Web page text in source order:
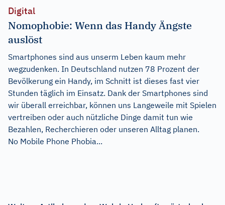
Digital
Nomophobie: Wenn das Handy Ängste
auslöst
Smartphones sind aus unserm Leben kaum mehr
wegzudenken. In Deutschland nutzen 78 Prozent der
Bevölkerung ein Handy, im Schnitt ist dieses fast vier
Stunden täglich im Einsatz. Dank der Smartphones sind
wir überall erreichbar, können uns Langeweile mit Spielen
vertreiben oder auch nützliche Dinge damit tun wie
Bezahlen, Recherchieren oder unseren Alltag planen.
No Mobile Phone Phobia...